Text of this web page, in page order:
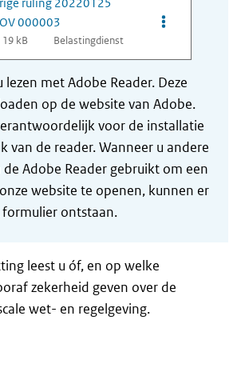
000003
kB Belastingdienst
Opties van
met Adobe Reader. Deze
op de website van Adobe.
voor de installatie
van de reader. Wanneer u andere
Adobe Reader gebruikt om een
website te openen, kunnen er
ontstaan.
leest u óf, en op welke
zekerheid geven over de
wet- en regelgeving.